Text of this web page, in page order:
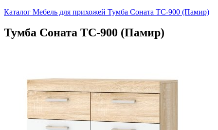
Каталог Мебель для прихожей Тумба Соната ТС-900 (Памир)
Тумба Соната ТС-900 (Памир)